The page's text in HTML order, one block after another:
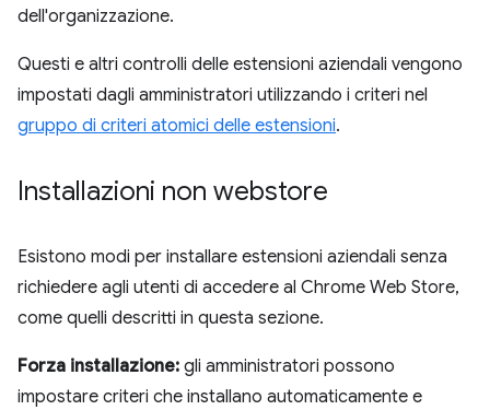
dell'organizzazione.
Questi e altri controlli delle estensioni aziendali vengono
impostati dagli amministratori utilizzando i criteri nel
gruppo di criteri atomici delle estensioni.
Installazioni non webstore
Esistono modi per installare estensioni aziendali senza
richiedere agli utenti di accedere al Chrome Web Store,
come quelli descritti in questa sezione.
Forza installazione: gli amministratori possono
impostare criteri che installano automaticamente e